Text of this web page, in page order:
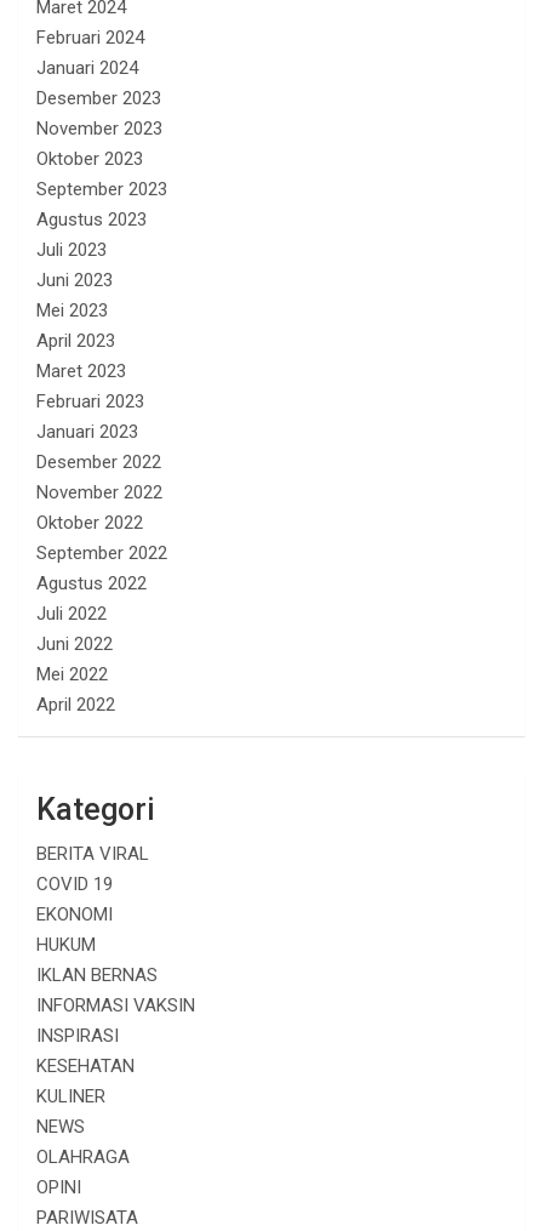
Maret 2024
Februari 2024
Januari 2024
Desember 2023
November 2023
Oktober 2023
September 2023
Agustus 2023
Juli 2023
Juni 2023
Mei 2023
April 2023
Maret 2023
Februari 2023
Januari 2023
Desember 2022
November 2022
Oktober 2022
September 2022
Agustus 2022
Juli 2022
Juni 2022
Mei 2022
April 2022
Kategori
BERITA VIRAL
COVID 19
EKONOMI
HUKUM
IKLAN BERNAS
INFORMASI VAKSIN
INSPIRASI
KESEHATAN
KULINER
NEWS
OLAHRAGA
OPINI
PARIWISATA